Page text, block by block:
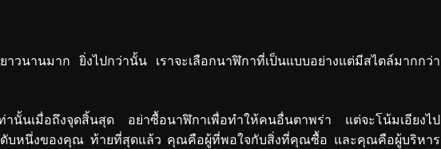
วนานมาก ยิ่งไปกว่านั้น เราจะเลือกนาฬิกาที่เป็นแบบอย่างแต่มีสไตล์มากกว่า
านั้นเมื่อถึงจุดสิ้นสุด อย่าซื้อนาฬิกาเพื่อทำให้คนอื่นตาพร่า แต่จะโน้มเอียงไป
บหนึ่งของคุณ ท้ายที่สุดแล้ว คุณคือผู้ที่พอใจกับสิ่งที่คุณซื้อ และคุณคือผู้บริหาร